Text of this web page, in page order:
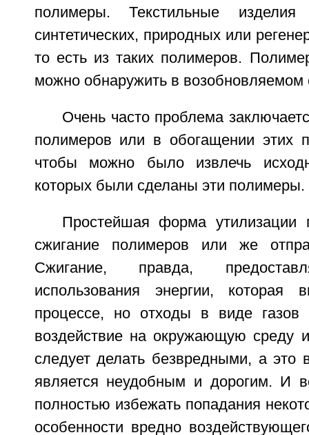
полимеры. Текстильные изделия
синтетических, природных или
то есть из таких полимеров.
можно обнаружить в возобновляемом
Очень часто проблема
полимеров или в обогащении этих
чтобы можно было извлечь
которых были сделаны эти полимеры.
Простейшая форма утилизации
сжигание полимеров или же
Сжигание, правда,
использования энергии, которая
процессе, но отходы в виде газов
воздействие на окружающую среду
следует делать безвредными, а это
является неудобным и дорогим. И
полностью избежать попадания
особенности вредно